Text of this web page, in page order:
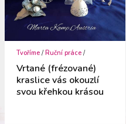
Tvoříme /Ruční práce /
Vrtané (frézované)
kraslice vás okouzlí
svou křehkou krásou